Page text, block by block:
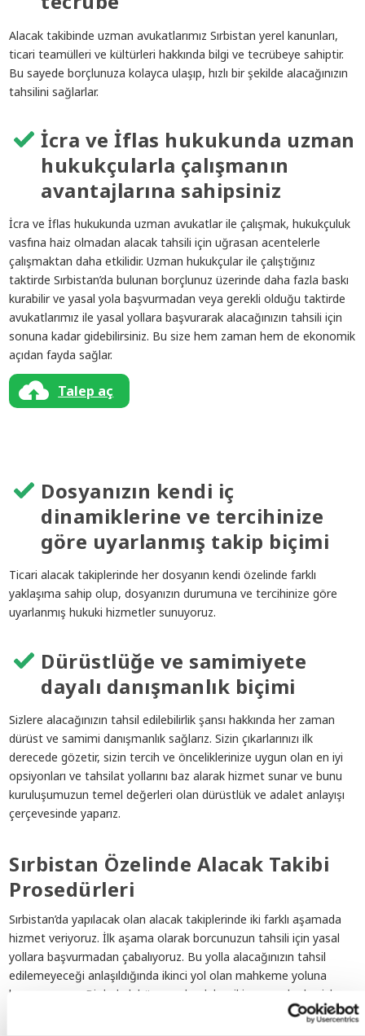
Alacak takibinde uzman avukatlarımız Sırbistan yerel kanunları,
ticari teamülleri ve kültürleri hakkında bilgi ve tecrübeye sahiptir.
Bu sayede borçlunuza kolayca ulaşıp, hızlı bir şekilde alacağınızın
tahsilini sağlarlar.
İcra ve İflas hukukunda uzman
hukukçularla çalışmanın
avantajlarına sahipsiniz
İcra ve İflas hukukunda uzman avukatlar ile çalışmak, hukukçuluk
vasfına haiz olmadan alacak tahsili için uğrasan acentelerle
çalışmaktan daha etkilidir. Uzman hukukçular ile çalıştığınız
taktirde Sırbistan’da bulunan borçlunuz üzerinde daha fazla baskı
kurabilir ve yasal yola başvurmadan veya gerekli olduğu taktirde
avukatlarımız ile yasal yollara başvurarak alacağınızın tahsili için
sonuna kadar gidebilirsiniz. Bu size hem zaman hem de ekonomik
açıdan fayda sağlar.
Talep aç
Dosyanızın kendi iç
dinamiklerine ve tercihinize
göre uyarlanmış takip biçimi
Ticari alacak takiplerinde her dosyanın kendi özelinde farklı
yaklaşıma sahip olup, dosyanızın durumuna ve tercihinize göre
uyarlanmış hukuki hizmetler sunuyoruz.
Dürüstlüğe ve samimiyete
dayalı danışmanlık biçimi
Sizlere alacağınızın tahsil edilebilirlik şansı hakkında her zaman
dürüst ve samimi danışmanlık sağlarız. Sizin çıkarlarınızı ilk
derecede gözetir, sizin tercih ve önceliklerinize uygun olan en iyi
opsiyonları ve tahsilat yollarını baz alarak hizmet sunar ve bunu
kuruluşumuzun temel değerleri olan dürüstlük ve adalet anlayışı
çerçevesinde yaparız.
Sırbistan Özelinde Alacak Takibi
Prosedürleri
Sırbistan’da yapılacak olan alacak takiplerinde iki farklı aşamada
hizmet veriyoruz. İlk aşama olarak borcunuzun tahsili için yasal
yollara başvurmadan çabalıyoruz. Bu yolla alacağınızın tahsil
edilemeyeceği anlaşıldığında ikinci yol olan mahkeme yoluna
başvuruyoruz. Bir hukuk bürosu olarak her iki aşamada da sizlere